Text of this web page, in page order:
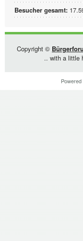
Besucher gesamt:
Copyright ©
.. with a little
Powered